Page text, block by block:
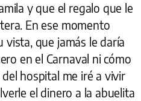
y que el regalo que le
En ese momento
que jamás le daría
en el Carnaval ni cómo
hospital me iré a vivir
el dinero a la abuelita